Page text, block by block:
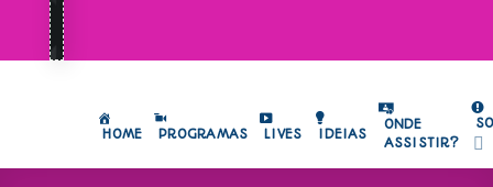
HOME PROGRAMAS LIVES IDEIAS
ONDE
ASSISTIR?